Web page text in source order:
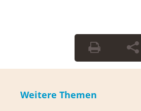
Weitere Themen